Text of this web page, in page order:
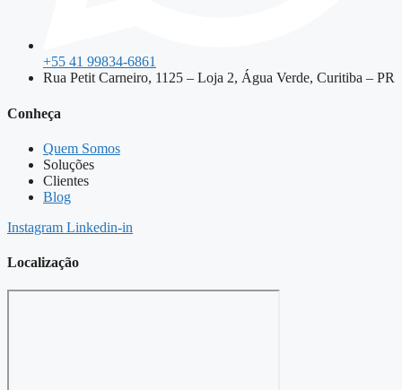
+55 41 99834-6861
Rua Petit Carneiro, 1125 – Loja 2, Água Verde, Curitiba – PR​
Conheça
Quem Somos
Soluções
Clientes
Blog
Instagram Linkedin-in
Localização